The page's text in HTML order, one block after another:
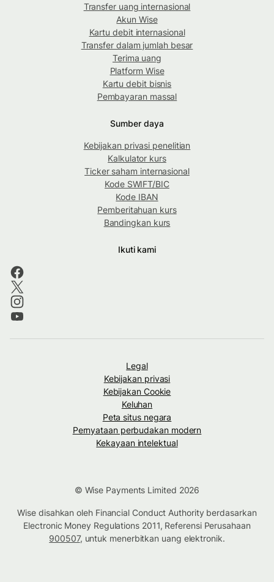
Transfer uang internasional
Akun Wise
Kartu debit internasional
Transfer dalam jumlah besar
Terima uang
Platform Wise
Kartu debit bisnis
Pembayaran massal
Sumber daya
Kebijakan privasi penelitian
Kalkulator kurs
Ticker saham internasional
Kode SWIFT/BIC
Kode IBAN
Pemberitahuan kurs
Bandingkan kurs
Ikuti kami
Legal
Kebijakan privasi
Kebijakan Cookie
Keluhan
Peta situs negara
Pernyataan perbudakan modern
Kekayaan intelektual
© Wise Payments Limited 2026
Wise disahkan oleh Financial Conduct Authority berdasarkan
Electronic Money Regulations 2011, Referensi Perusahaan
900507, untuk menerbitkan uang elektronik.